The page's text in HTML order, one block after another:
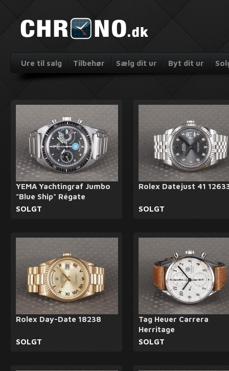
Ure til salg Tilbehør Sælg dit ur Byt dit ur
YEMA Yachtingraf Jumbo
"Blue Ship" Régate
SOLGT
Rolex Datejust 41
SOLGT
Rolex Day-Date 18238
SOLGT
Tag Heuer Carrera
Herritage
SOLGT